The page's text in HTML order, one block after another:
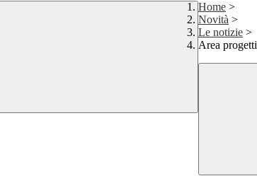
Home >
Novità >
Le notizie >
Area progetti